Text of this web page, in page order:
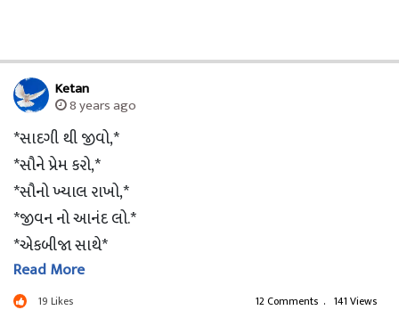
Ketan
8 years ago
*સાદગી થી જીવો,*
*સૌને પ્રેમ કરો,*
*સૌનો ખ્યાલ રાખો,*
*જીવન નો આનંદ લો.*
*એકબીજા સાથે*
*જોડાયેલા રહો.*
*આ જ સાચું જીવન છે.*
Read More
19 Likes 12 Comments . 141 Views